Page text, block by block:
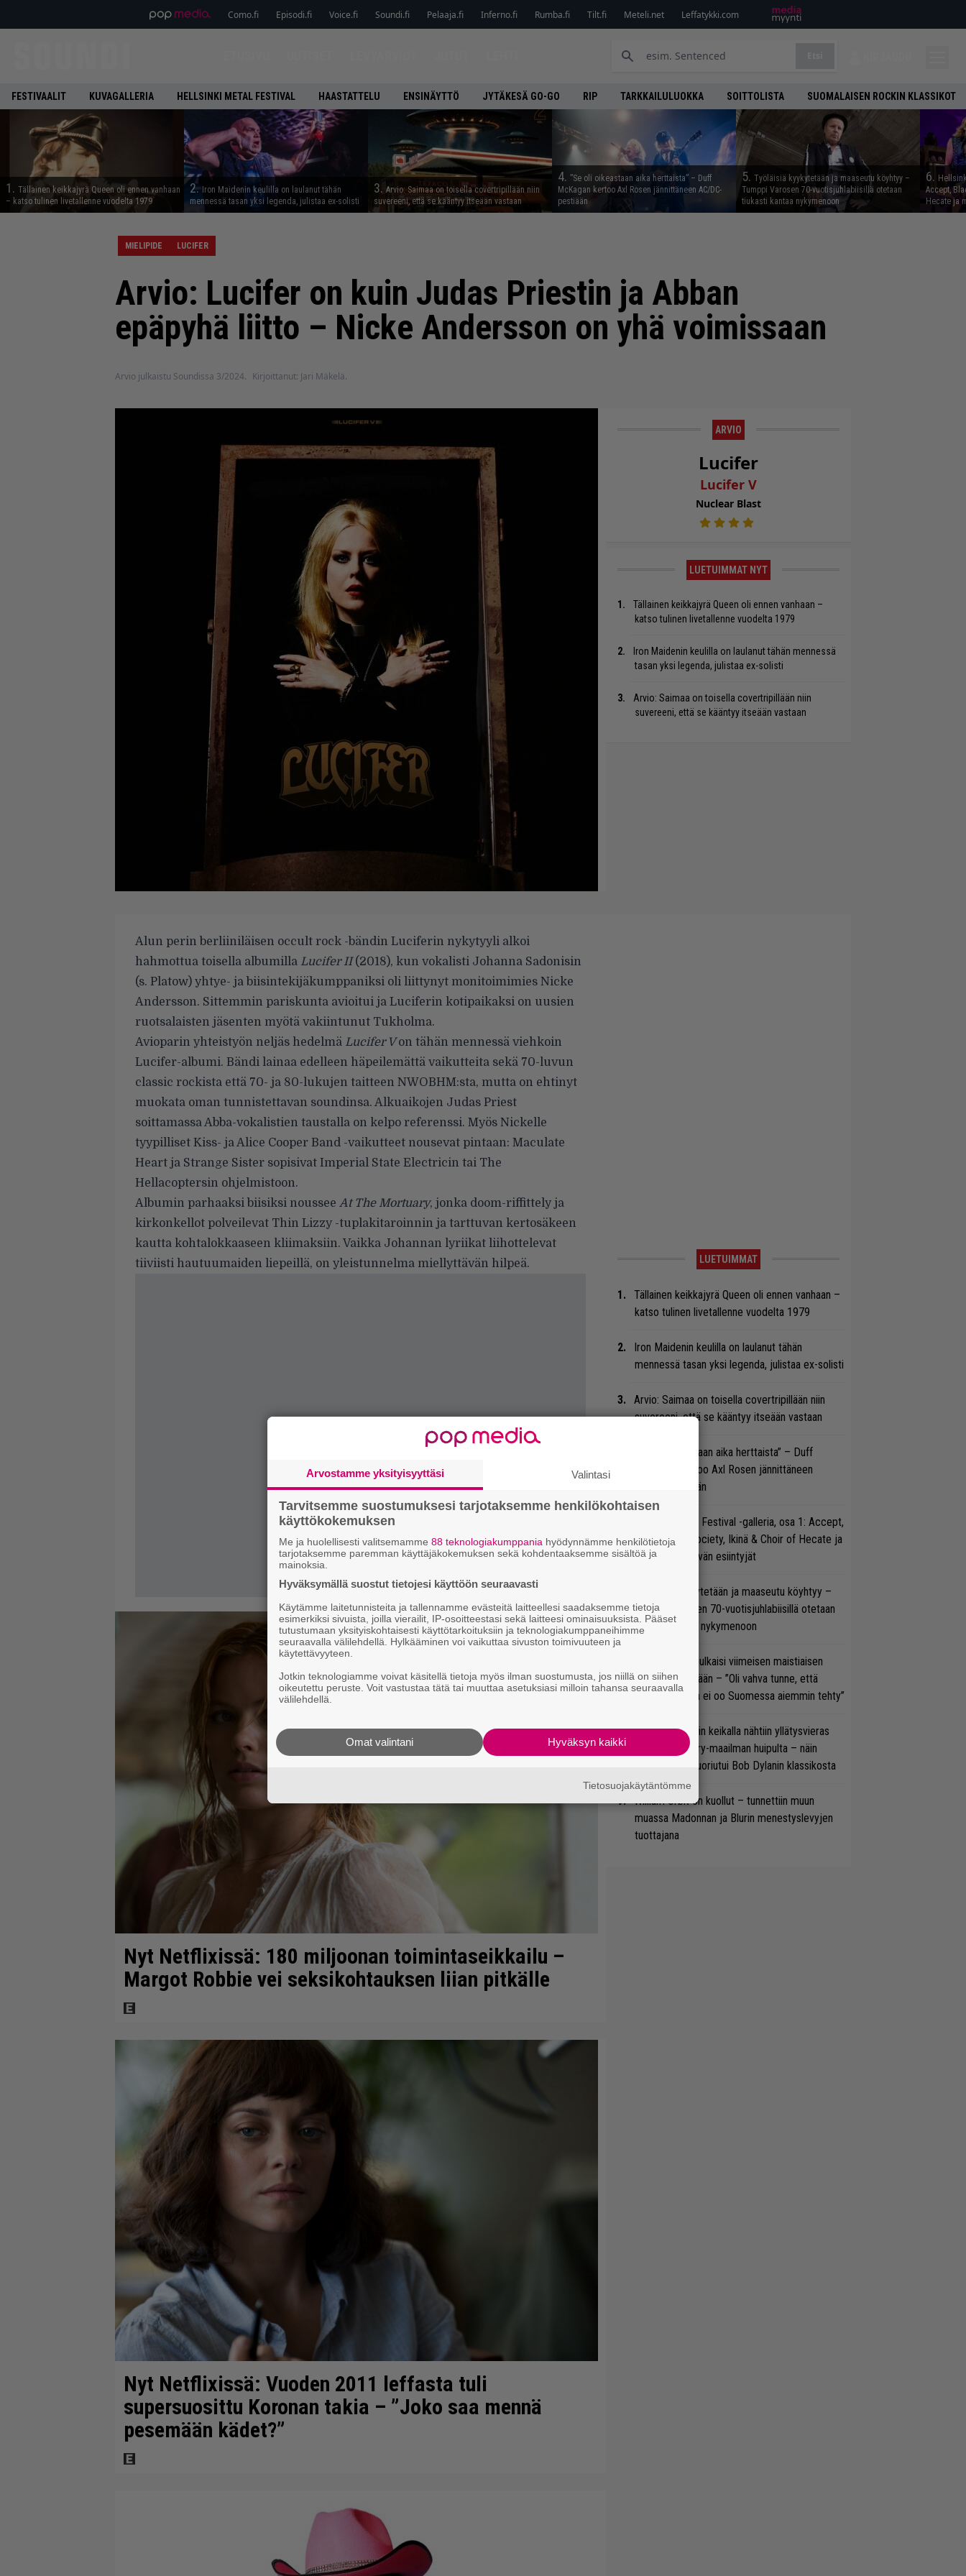
Como.fi Episodi.fi Voice.fi Soundi.fi Pelaaja.fi Inferno.fi Rumba.fi Tilt.fi Meteli.net Leffatykki.com
FESTIVAALIT KUVAGALLERIA HELLSINKI METAL FESTIVAL HAASTATTELU ENSINÄYTTÖ JYTÄKESÄ GO-GO RIP TARKKAILULUOKKA SOITTOLISTA SUOMALAISEN ROCKIN KLASSIKOT
1. Tällainen keikkajyrä Queen oli ennen vanhaan
– katso tulinen livetallenne vuodelta 1979
2. Iron Maidenin keulilla on laulanut tähän
mennessä tasan yksi legenda, julistaa ex-solisti
3. Arvio: Saimaa on toisella covertripillään niin
suvereeni, että se kääntyy itseään vastaan
4. ”Se oli oikeastaan aika herttaista” – Duff
McKagan kertoo Axl Rosen jännittäneen AC/DC-
pestiään
5. Työläisiä kyykytetään ja maaseutu köyhtyy –
Tumppi Varosen 70-vuotisjuhlabiisillä otetaan
tiukasti kantaa nykymenoon
6.
Accept,
Hecate ja
MIELIPIDE LUCIFER
Arvio: Lucifer on kuin Judas Priestin ja Abban
epäpyhä liitto – Nicke Andersson on yhä voimissaan
Arvio julkaistu Soundissa 3/2024. Kirjoittanut: Jari Mäkelä.
ARVIO
Lucifer
Lucifer V
Nuclear Blast
LUETUIMMAT NYT
Tällainen keikkajyrä Queen oli ennen vanhaan –
katso tulinen livetallenne vuodelta 1979
Iron Maidenin keulilla on laulanut tähän mennessä
tasan yksi legenda, julistaa ex-solisti
Arvio: Saimaa on toisella covertripillään niin
suvereeni, että se kääntyy itseään vastaan
Alun perin berliiniläisen occult rock -bändin Luciferin nykytyyli alkoi
hahmottua toisella albumilla Lucifer II(2018), kun vokalisti Johanna Sadonisin
(s. Platow) yhtye- ja biisintekijäkumppaniksi oli liittynyt monitoimimies Nicke
Andersson. Sittemmin pariskunta avioitui ja Luciferin kotipaikaksi on uusien
ruotsalaisten jäsenten myötä vakiintunut Tukholma.
Avioparin yhteistyön neljäs hedelmä Lucifer Von tähän mennessä viehkoin
Lucifer-albumi. Bändi lainaa edelleen häpeilemättä vaikutteita sekä 70-luvun
classic rockista että 70- ja 80-lukujen taitteen NWOBHM:sta, mutta on ehtinyt
muokata oman tunnistettavan soundinsa. Alkuaikojen Judas Priest
soittamassa Abba-vokalistien taustalla on kelpo referenssi. Myös Nickelle
tyypilliset Kiss- ja Alice Cooper Band -vaikutteet nousevat pintaan: Maculate
Heart ja Strange Sister sopisivat Imperial State Electricin tai The
Hellacoptersin ohjelmistoon.
Albumin parhaaksi biisiksi noussee At The Mortuary, jonka doom-riffittely ja
kirkonkellot polveilevat Thin Lizzy -tuplakitaroinnin ja tarttuvan kertosäkeen
kautta kohtalokkaaseen kliimaksiin. Vaikka Johannan lyriikat liihottelevat
tiiviisti hautuumaiden liepeillä, on yleistunnelma miellyttävän hilpeä.
Nyt Netflixissä: 180 miljoonan toimintaseikkailu –
Margot Robbie vei seksikohtauksen liian pitkälle
Nyt Netflixissä: Vuoden 2011 leffasta tuli
supersuosittu Koronan takia – ”Joko saa mennä
pesemään kädet?”
LUETUIMMAT
Tällainen keikkajyrä Queen oli ennen vanhaan –
katso tulinen livetallenne vuodelta 1979
Iron Maidenin keulilla on laulanut tähän
mennessä tasan yksi legenda, julistaa ex-solisti
Arvio: Saimaa on toisella covertripillään niin
suvereeni, että se kääntyy itseään vastaan
”Se oli oikeastaan aika herttaista” – Duff
McKagan kertoo Axl Rosen jännittäneen
AC/DC-pestiään
Hellsinki Metal Festival -galleria, osa 1: Accept,
Black Label Society, Ikinä & Choir of Hecate ja
muut avauspäivän esiintyjät
Työläisiä kyykytetään ja maaseutu köyhtyy –
Tumppi Varosen 70-vuotisjuhlabiisillä otetaan
tiukasti kantaa nykymenoon
Marko Annala julkaisi viimeisen maistiaisen
soolodebyytiltään – ”Oli vahva tunne, että
tällaista musaa ei oo Suomessa aiemmin tehty”
Guns N’ Rosesin keikalla nähtiin yllätysvieras
suoraan country-maailman huipulta – näin
kokoonpano suoriutui Bob Dylanin klassikosta
William Orbit on kuollut – tunnettiin muun
muassa Madonnan ja Blurin menestyslevyjen
tuottajana
Arvostamme yksityisyyttäsi Valintasi
Tarvitsemme suostumuksesi tarjotaksemme henkilökohtaisen
käyttökokemuksen
Me ja huolellisesti valitsemamme 88 teknologiakumppania hyödynnämme henkilötietoja
tarjotaksemme paremman käyttäjäkokemuksen sekä kohdentaaksemme sisältöä ja
mainoksia.
Hyväksymällä suostut tietojesi käyttöön seuraavasti
Käytämme laitetunnisteita ja tallennamme evästeitä laitteellesi saadaksemme tietoja
esimerkiksi sivuista, joilla vierailit, IP-osoitteestasi sekä laitteesi ominaisuuksista. Pääset
tutustumaan yksityiskohtaisesti käyttötarkoituksiin ja teknologiakumppaneihimme
seuraavalla välilehdellä. Hylkääminen voi vaikuttaa sivuston toimivuuteen ja
käytettävyyteen.
Jotkin teknologiamme voivat käsitellä tietoja myös ilman suostumusta, jos niillä on siihen
oikeutettu peruste. Voit vastustaa tätä tai muuttaa asetuksiasi milloin tahansa seuraavalla
välilehdellä.
Hyväksyn kaikki
Omat valintani
Tietosuojakäytäntömme